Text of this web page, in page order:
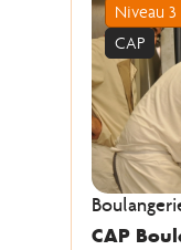
Niveau 3
CAP
CAP